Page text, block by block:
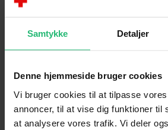
Samtykke Detaljer
Denne hjemmeside bruger cookies
Vi bruger cookies til at tilpasse
annoncer, til at vise dig funktioner til
at analysere vores trafik. Vi deler